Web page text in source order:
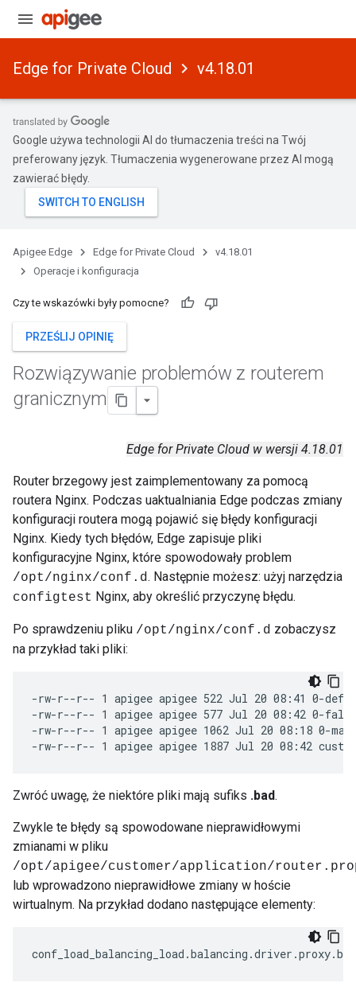
Edge for Private Cloud v4.18.01
Google używa technologii AI do tłumaczenia treści na Twój
preferowany język. Tłumaczenia wygenerowane przez AI mogą
zawierać błędy.
Apigee Edge Edge for Private Cloud
v4.18.01
Operacje i konfiguracja
Czy te wskazówki były pomocne?
PRZEŚLIJ OPINIĘ
Rozwiązywanie problemów z routerem
granicznym
Edge for Private Cloud w wersji 4.18.01
Router brzegowy jest zaimplementowany za pomocą
routera Nginx. Podczas uaktualniania Edge podczas zmiany
konfiguracji routera mogą pojawić się błędy konfiguracji
Nginx. Kiedy tych błędów, Edge zapisuje pliki
konfiguracyjne Nginx, które spowodowały problem
/opt/nginx/conf.d. Następnie możesz: użyj narzędzia
configtest Nginx, aby określić przyczynę błędu.
Po sprawdzeniu pliku /opt/nginx/conf.d zobaczysz
na przykład taki pliki:
-rw-r--r-- 1 apigee apigee 522 Jul 20 08:41 0-
-rw-r--r-- 1 apigee apigee 577 Jul 20 08:42 0-
-rw-r--r-- 1 apigee apigee 1062 Jul 20 08:18 0-
-rw-r--r-- 1 apigee apigee 1887 Jul 20 08:42
Zwróć uwagę, że niektóre pliki mają sufiks .bad.
Zwykle te błędy są spowodowane nieprawidłowymi
zmianami w pliku
/opt/apigee/customer/application/
lub wprowadzono nieprawidłowe zmiany w hoście
wirtualnym. Na przykład dodano następujące elementy:
conf_load_balancing_load .balancing .driver .proxy.